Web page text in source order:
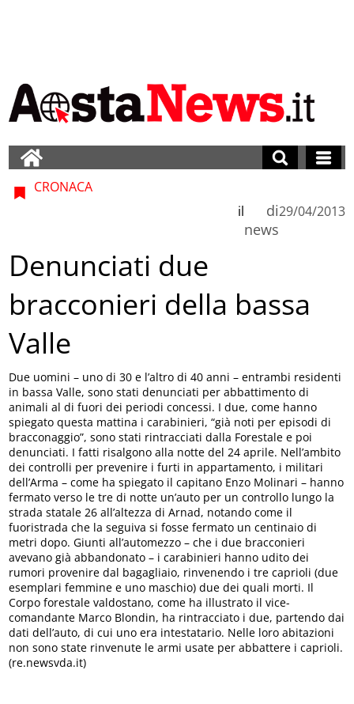
CRONACA
di
news
il 29/04/2013
Denunciati due
bracconieri della bassa
Valle
Due uomini – uno di 30 e l’altro di 40 anni – entrambi residenti
in bassa Valle, sono stati denunciati per abbattimento di
animali al di fuori dei periodi concessi. I due, come hanno
spiegato questa mattina i carabinieri, “già noti per episodi di
bracconaggio”, sono stati rintracciati dalla Forestale e poi
denunciati. I fatti risalgono alla notte del 24 aprile. Nell’ambito
dei controlli per prevenire i furti in appartamento, i militari
dell’Arma – come ha spiegato il capitano Enzo Molinari – hanno
fermato verso le tre di notte un’auto per un controllo lungo la
strada statale 26 all’altezza di Arnad, notando come il
fuoristrada che la seguiva si fosse fermato un centinaio di
metri dopo. Giunti all’automezzo – che i due bracconieri
avevano già abbandonato – i carabinieri hanno udito dei
rumori provenire dal bagagliaio, rinvenendo i tre caprioli (due
esemplari femmine e uno maschio) due dei quali morti. Il
Corpo forestale valdostano, come ha illustrato il vice-
comandante Marco Blondin, ha rintracciato i due, partendo dai
dati dell’auto, di cui uno era intestatario. Nelle loro abitazioni
non sono state rinvenute le armi usate per abbattere i caprioli.
(re.newsvda.it)